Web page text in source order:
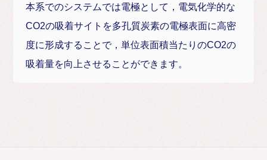
本系でのシステムでは電極として，電気化学的な
CO2の吸着サイトを多孔質炭素の電極表面に高密
度に形成することで，単位表面積当たりのCO2の
吸着量を向上させることができます。